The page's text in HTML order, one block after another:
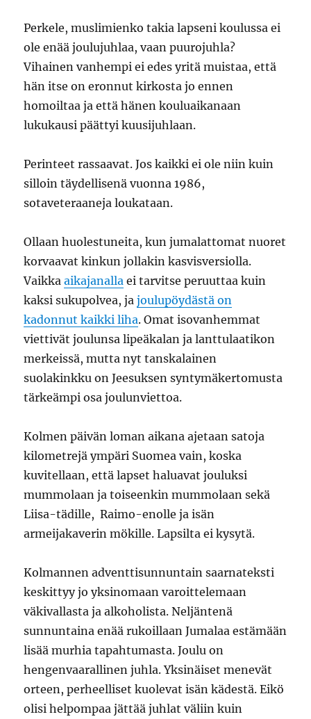
Perkele, muslimienko takia lapseni koulussa ei
ole enää joulujuhlaa, vaan puurojuhla?
Vihainen vanhempi ei edes yritä muistaa, että
hän itse on eronnut kirkosta jo ennen
homoiltaa ja että hänen kouluaikanaan
lukukausi päättyi kuusijuhlaan.
Perinteet rassaavat. Jos kaikki ei ole niin kuin
silloin täydellisenä vuonna 1986,
sotaveteraaneja loukataan.
Ollaan huolestuneita, kun jumalattomat nuoret
korvaavat kinkun jollakin kasvisversiolla.
Vaikkaaikajanalla ei tarvitse peruuttaa kuin
kaksi sukupolvea, jajoulupöydästä on
kadonnut kaikki liha. Omat isovanhemmat
viettivät joulunsa lipeäkalan ja lanttulaatikon
merkeissä, mutta nyt tanskalainen
suolakinkku on Jeesuksen syntymäkertomusta
tärkeämpi osa joulunviettoa.
Kolmen päivän loman aikana ajetaan satoja
kilometrejä ympäri Suomea vain, koska
kuvitellaan, että lapset haluavat jouluksi
mummolaan ja toiseenkin mummolaan sekä
Liisa-tädille, Raimo-enolle ja isän
armeijakaverin mökille. Lapsilta ei kysytä.
Kolmannen adventtisunnuntain saarnateksti
keskittyy jo yksinomaan varoittelemaan
väkivallasta ja alkoholista. Neljäntenä
sunnuntaina enää rukoillaan Jumalaa estämään
lisää murhia tapahtumasta. Joulu on
hengenvaarallinen juhla. Yksinäiset menevät
orteen, perheelliset kuolevat isän kädestä. Eikö
olisi helpompaa jättää juhlat väliin kuin